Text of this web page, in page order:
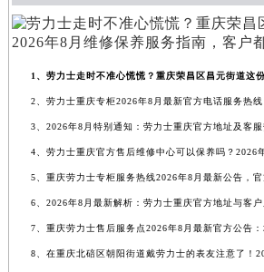
1、劳力士走时不准心慌慌？重庆荣昌区昌元街道这
2、劳力士重庆专柜2026年8月最新官方电话服务热
3、2026年8月特别通知：劳力士重庆官方地址及客
4、劳力士重庆官方售后维修中心可以保养吗？2026
5、重庆劳力士专柜服务热线2026年8月最新公告，
6、2026年8月最新解析：劳力士重庆官方地址与客
7、重庆劳力士售后服务点2026年8月最新官方公告
8、在重庆北碚区朝阳街道戴劳力士的表友注意了！